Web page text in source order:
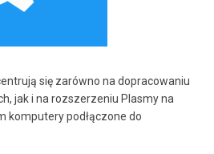
się zarówno na dopracowaniu
jak i na rozszerzeniu Plasmy na
komputery podłączone do